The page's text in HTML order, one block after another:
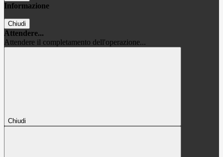
Informazione
Chiudi
Attendere...
Attendere il completamento dell'operazione...
Chiudi